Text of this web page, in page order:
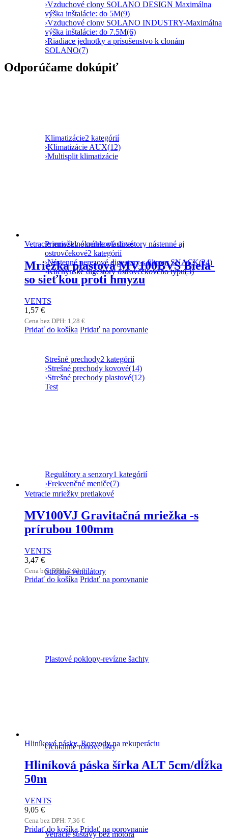
›Vzduchové clony SOLANO DESIGN Maximálna
výška inštalácie: do 5M(9)
›Vzduchové clony SOLANO INDUSTRY-Maximálna
výška inštalácie: do 7.5M(6)
›Riadiace jednotky a prísušenstvo k clonám
SOLANO(7)
Klimatizácie2 kategórií
›Klimatizácie AUX(12)
›Multisplit klimatizácie
Priemyselné nerezové digestory nástenné aj
ostrovčekové2 kategórií
›Nástenné nerezové digestory s filtrom SNACK(24)
›Kuchynské digestory ostrovčekového typu(3)
Strešné prechody2 kategórií
›Strešné prechody kovové(14)
›Strešné prechody plastové(12)
Test
Regulátory a senzory1 kategórií
›Frekvenčné meniče(7)
Stropné ventilátory
Plastové poklopy-revízne šachty
Ochranné rohové lišty
Vetracie sústavy bez motora
Odporúčame dokúpiť
Vetracie mriežky okrúhle plastové
Mriežka plastová MV100BVS Biela-
so sieťkou proti hmyzu
VENTS
1,57 €
Cena bez DPH: 1,28 €
Pridať do košíka Pridať na porovnanie
Vetracie mriežky pretlakové
MV100VJ Gravitačná mriežka -s
prírubou 100mm
VENTS
3,47 €
Cena bez DPH:2,82€
Pridať do košíka Pridať na porovnanie
Hliníkové pásky,Rozvody na rekuperáciu
Hliníková páska šírka ALT 5cm/dĺžka
50m
VENTS
9,05 €
Cena bez DPH: 7,36 €
Pridať do košíka Pridať na porovnanie